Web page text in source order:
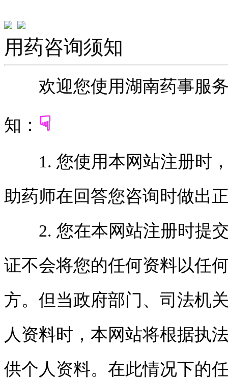
用药咨询须知
欢迎您使用湖南药事服
知： ☟
1. 您使用本网站注册时，
助药师在回答您咨询时做出
2. 您在本网站注册时提交
证不会将您的任何资料以任
方。但当政府部门、司法机
人资料时，本网站将根据执
供个人资料。在此情况下的